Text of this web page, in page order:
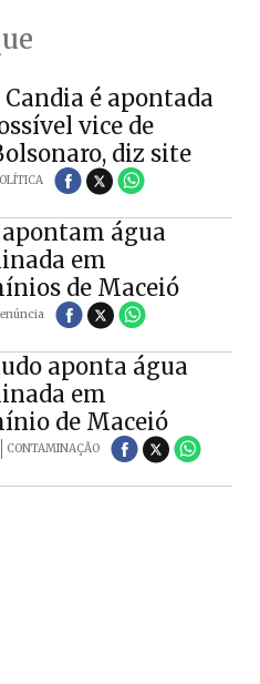
é apontada
vice de
diz site
água
em
de Maceió
aponta água
em
de Maceió
CONTAMINAÇÃO